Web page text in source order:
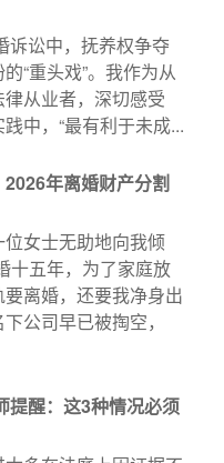
诉讼中，抚养权争夺
“重头戏”。我作为从
从业者，深切感受
中，“最有利于未成...
年离婚财产分割
女士无助地向我倾
十五年，为了家庭放
离婚，还要我净身出
公司早已被掏空，
提醒：这3种情况必须